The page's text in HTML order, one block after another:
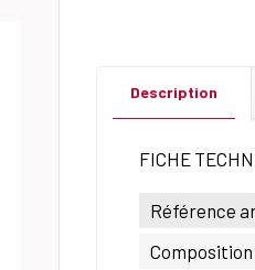
Description
FICHE
Référence
Composition